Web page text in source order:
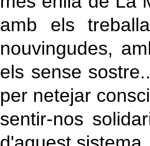
amb els
nouvingudes,
els sense
per netejar
sentir-nos